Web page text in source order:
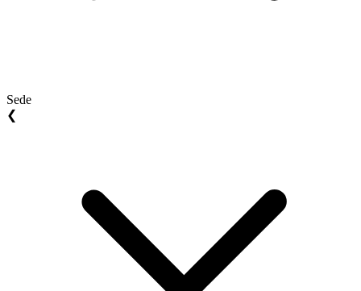
Sede
❮